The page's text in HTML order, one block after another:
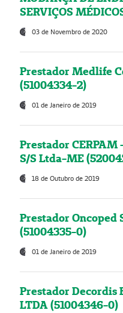
SERVIÇOS
03 de Novembro de 2020
Prestador Medlife
(51004334-2)
01 de Janeiro de 2019
Prestador CERPAM
S/S Ltda-ME
18 de Outubro de 2019
Prestador Oncoped
(51004335-0)
01 de Janeiro de 2019
Prestador Decordis
LTDA (51004346-0)